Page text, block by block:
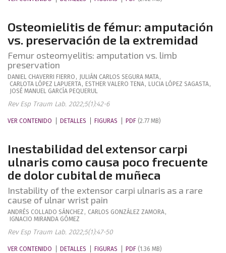
Osteomielitis de fémur: amputación
vs. preservación de la extremidad
Femur osteomyelitis: amputation vs. limb
preservation
DANIEL CHAVERRI FIERRO , JULIÁN CARLOS SEGURA MATA,
CARLOTA LÓPEZ LAPUERTA, ESTHER VALERO TENA, LUCIA LÓPEZ SAGASTA,
JOSÉ MANUEL GARCÍA PEQUERUL
Rev Esp Traum Lab. 2022;5(1):42-6
VER CONTENIDO DETALLES FIGURAS PDF (2.77 MB)
Inestabilidad del extensor carpi
ulnaris como causa poco frecuente
de dolor cubital de muñeca
Instability of the extensor carpi ulnaris as a rare
cause of ulnar wrist pain
ANDRÉS COLLADO SÁNCHEZ , CARLOS GONZÁLEZ ZAMORA,
IGNACIO MIRANDA GÓMEZ
Rev Esp Traum Lab. 2022;5(1):47-50
VER CONTENIDO DETALLES FIGURAS PDF (1.36 MB)